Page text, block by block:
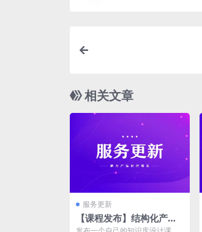
相关文章
服务更新
【课程发布】结构化产品
知识库设计